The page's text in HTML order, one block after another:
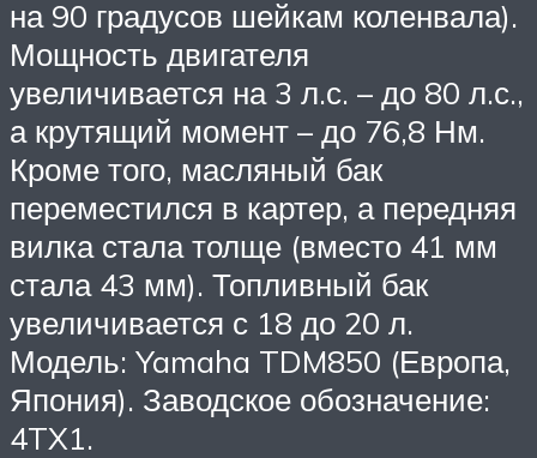
на 90 градусов шейкам коленвала).
Мощность двигателя
увеличивается на 3 л.с. – до 80 л.с.,
а крутящий момент – до 76,8 Нм.
Кроме того, масляный бак
переместился в картер, а передняя
вилка стала толще (вместо 41 мм
стала 43 мм). Топливный бак
увеличивается с 18 до 20 л.
Модель: Yamaha TDM850 (Европа,
Япония). Заводское обозначение:
4TX1.